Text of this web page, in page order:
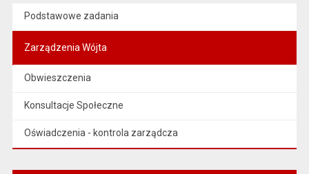
Podstawowe zadania
Zarządzenia Wójta
Obwieszczenia
Konsultacje Społeczne
Oświadczenia - kontrola zarządcza